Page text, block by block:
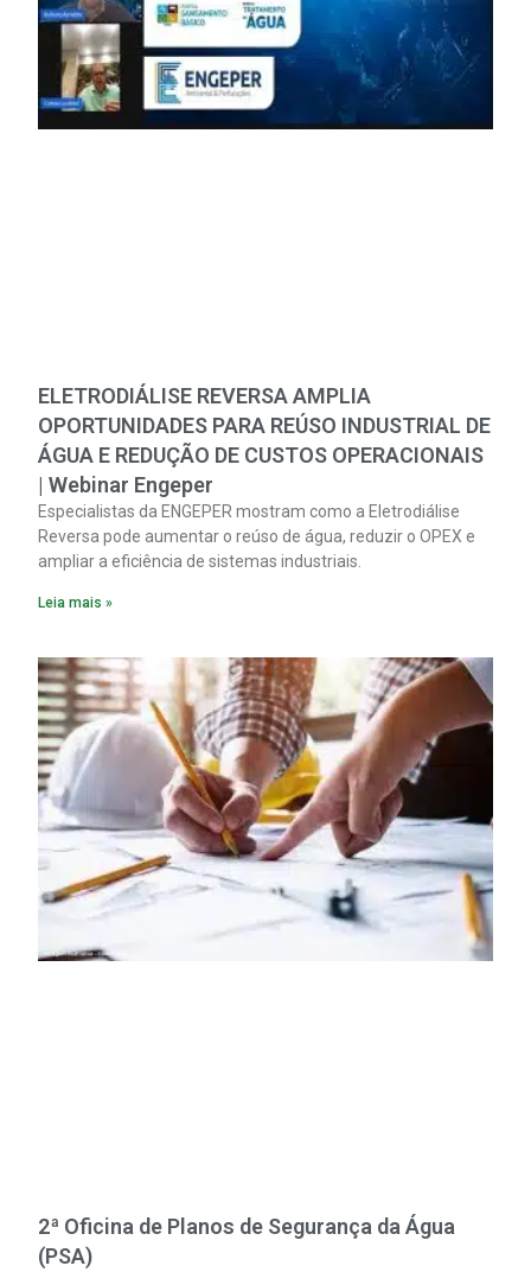
ELETRODIÁLISE REVERSA AMPLIA
OPORTUNIDADES PARA REÚSO INDUSTRIAL DE
ÁGUA E REDUÇÃO DE CUSTOS OPERACIONAIS
| Webinar Engeper
Especialistas da ENGEPER mostram como a Eletrodiálise
Reversa pode aumentar o reúso de água, reduzir o OPEX e
ampliar a eficiência de sistemas industriais.
Leia mais »
2ª Oficina de Planos de Segurança da Água
(PSA)